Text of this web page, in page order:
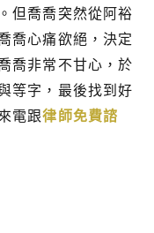
但喬喬突然從阿裕
喬心痛欲絕，決定
喬非常不甘心，於
等字，最後找到好
電跟律師免費諮